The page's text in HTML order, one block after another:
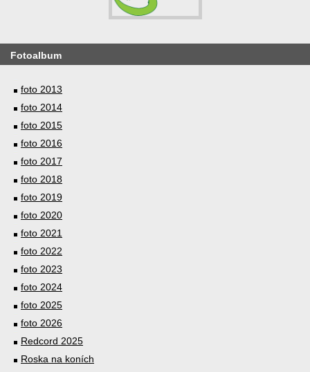
Fotoalbum
foto 2013
foto 2014
foto 2015
foto 2016
foto 2017
foto 2018
foto 2019
foto 2020
foto 2021
foto 2022
foto 2023
foto 2024
foto 2025
foto 2026
Redcord 2025
Roska na koních